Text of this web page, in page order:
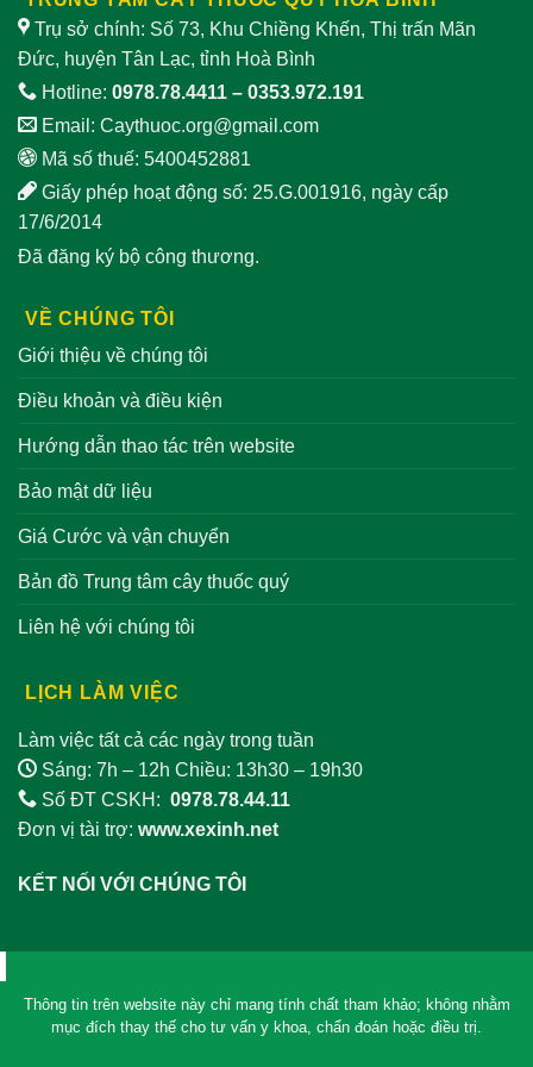
Trụ sở chính: Số 73, Khu Chiềng Khến, Thị trấn Mãn
Đức, huyện Tân Lạc, tỉnh Hoà Bình
Hotline: 0978.78.4411 – 0353.972.191
Email: Caythuoc.org@gmail.com
Mã số thuế: 5400452881
Giấy phép hoạt động số: 25.G.001916, ngày cấp
17/6/2014
Đã đăng ký bộ công thương.
VỀ CHÚNG TÔI
Giới thiệu về chúng tôi
Điều khoản và điều kiện
Hướng dẫn thao tác trên website
Bảo mật dữ liệu
Giá Cước và vận chuyển
Bản đồ Trung tâm cây thuốc quý
Liên hệ với chúng tôi
LỊCH LÀM VIỆC
Làm việc tất cả các ngày trong tuần
Sáng: 7h – 12h Chiều: 13h30 – 19h30
Số ĐT CSKH: 0978.78.44.11
Đơn vị tài trợ: www.xexinh.net
KẾT NỐI VỚI CHÚNG TÔI
Thông tin trên website này chỉ mang tính chất tham khảo; không nhằm
mục đích thay thế cho tư vấn y khoa, chẩn đoán hoặc điều trị.